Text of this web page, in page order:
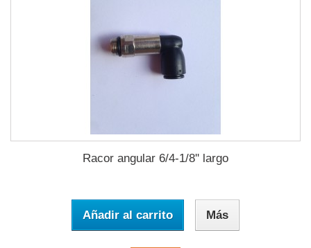
Racor angular 6/4-1/8'' largo
Añadir al carrito Más